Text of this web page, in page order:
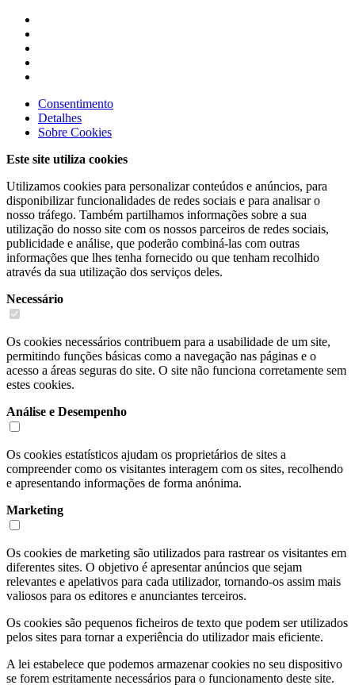
Consentimento
Detalhes
Sobre Cookies
Este site utiliza cookies
Utilizamos cookies para personalizar conteúdos e anúncios, para
disponibilizar funcionalidades de redes sociais e para analisar o
nosso tráfego. Também partilhamos informações sobre a sua
utilização do nosso site com os nossos parceiros de redes sociais,
publicidade e análise, que poderão combiná-las com outras
informações que lhes tenha fornecido ou que tenham recolhido
através da sua utilização dos serviços deles.
Necessário
Os cookies necessários contribuem para a usabilidade de um site,
permitindo funções básicas como a navegação nas páginas e o
acesso a áreas seguras do site. O site não funciona corretamente sem
estes cookies.
Análise e Desempenho
Os cookies estatísticos ajudam os proprietários de sites a
compreender como os visitantes interagem com os sites, recolhendo
e apresentando informações de forma anónima.
Marketing
Os cookies de marketing são utilizados para rastrear os visitantes em
diferentes sites. O objetivo é apresentar anúncios que sejam
relevantes e apelativos para cada utilizador, tornando-os assim mais
valiosos para os editores e anunciantes terceiros.
Os cookies são pequenos ficheiros de texto que podem ser utilizados
pelos sites para tornar a experiência do utilizador mais eficiente.
A lei estabelece que podemos armazenar cookies no seu dispositivo
se forem estritamente necessários para o funcionamento deste site.